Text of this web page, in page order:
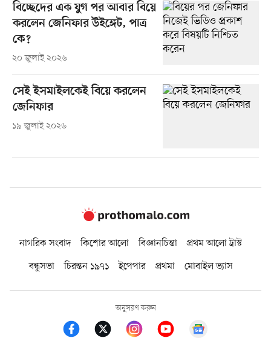
বিচ্ছেদের এক যুগ পর আবার বিয়ে
করলেন জেনিফার উইঙ্গেট, পাত্র
কে?
২০ জুলাই ২০২৬
সেই ইসমাইলকেই বিয়ে করলেন
জেনিফার
১৯ জুলাই ২০২৬
নাগরিক সংবাদ কিশোর আলো বিজ্ঞানচিন্তা
প্রথম আলো ট্রাস্ট
বন্ধুসভা
চিরন্তন ১৯৭১ ইপেপার প্রথমা মোবাইল ভ্যাস
অনুসরণ করুন